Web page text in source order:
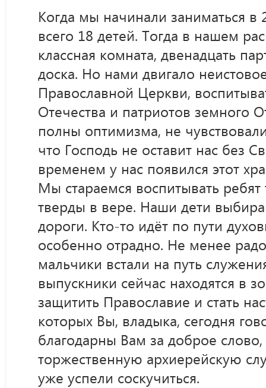
Когда мы начинали заниматься в
всего 18 детей. Тогда в нашем
классная комната, двенадцать
доска. Но нами двигало
Православной Церкви,
Отечества и патриотов земного
полны оптимизма, не
что Господь не оставит нас без
временем у нас появился этот
Мы стараемся воспитывать
тверды в вере. Наши дети
дороги. Кто-то идёт по пути
особенно отрадно. Не менее
мальчики встали на путь
выпускники сейчас находятся в
защитить Православие и стать
которых Вы, владыка, сегодня
благодарны Вам за доброе
торжественную архиерейскую
уже успели соскучиться.